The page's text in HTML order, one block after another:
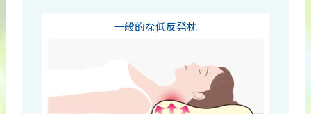
一般的な低反発枕